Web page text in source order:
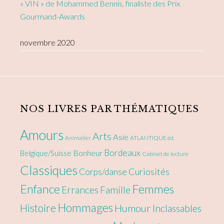
« VIN » de Mohammed Bennis, finaliste des Prix
Gourmand-Awards
novembre 2020
NOS LIVRES PAR THÉMATIQUES
Amours Animalier Arts Asie ATLANTIQUE éd.
Belgique/Suisse Bonheur Bordeaux Cabinet de lecture
Classiques Corps/danse Curiosités
Enfance Errances Famille Femmes
Histoire Hommages Humour Inclassables